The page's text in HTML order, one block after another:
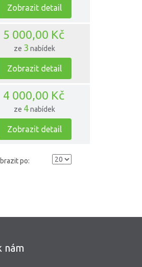
Zobrazit detail
5 000,00 Kč
ze 3 nabídek
Zobrazit detail
4 000,00 Kč
ze 4nabídek
Zobrazit detail
po:
nám